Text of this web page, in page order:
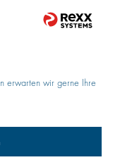
erwarten wir gerne Ihre